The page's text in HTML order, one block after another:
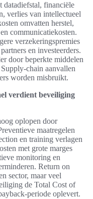
financiële
verlies van intellectueel
omvatten herstel,
communicatiekosten.
verzekeringspremies
en investeerders.
door beperkte middelen
chain aanvallen
worden misbruikt.
verdient beveiliging
oplopen door
maatregelen
en training verlagen
met grote marges
monitoring en
Return on
sector, maar veel
de Total Cost of
periode oplevert.